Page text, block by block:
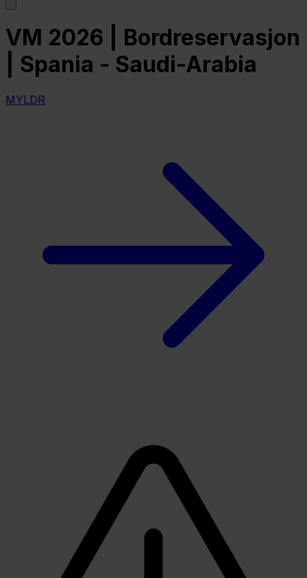
VM 2026 | Bordreservasjon
| Spania - Saudi-Arabia
MYLDR